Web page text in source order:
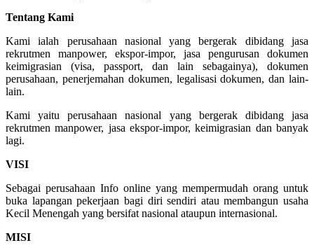
Tentang Kami
Kami ialah perusahaan nasional yang bergerak dibidang jasa
rekrutmen manpower, ekspor-impor, jasa pengurusan dokumen
keimigrasian (visa, passport, dan lain sebagainya), dokumen
perusahaan, penerjemahan dokumen, legalisasi dokumen, dan lain-
lain.
Kami yaitu perusahaan nasional yang bergerak dibidang jasa
rekrutmen manpower, jasa ekspor-impor, keimigrasian dan banyak
lagi.
VISI
Sebagai perusahaan Info online yang mempermudah orang untuk
buka lapangan pekerjaan bagi diri sendiri atau membangun usaha
Kecil Menengah yang bersifat nasional ataupun internasional.
MISI